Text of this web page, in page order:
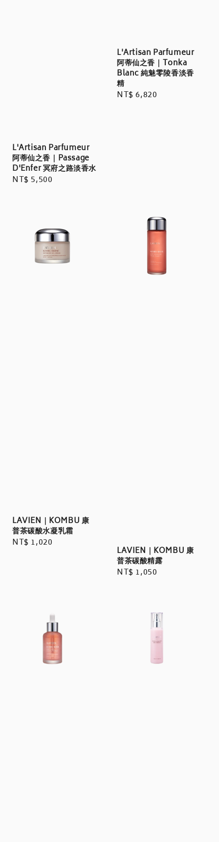
L'Artisan Parfumeur
阿蒂仙之香｜Passage
D'Enfer 冥府之路淡香水
Regular
NT$ 5,500
L'Artisan Parfumeur
阿蒂仙之香｜Tonka
Blanc 純魅零陵香淡香
精
Regular
NT$ 6,820
LAVIEN｜KOMBU 康
普茶碳酸水凝乳霜
Regular
NT$ 1,020
LAVIEN｜KOMBU 康
普茶碳酸精露
Regular
NT$ 1,050